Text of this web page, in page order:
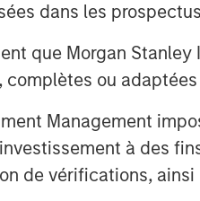
dans les
que Morgan
ou
Management
à des
de vérifications,
investor group will
about the completion
diversifying the
as financial advisor